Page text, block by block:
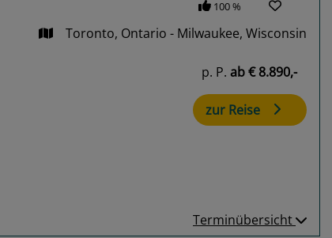
100 %
Toronto, Ontario - Milwaukee, Wisconsin
p. P. ab€ 8.890,-
zur Reise
Terminübersicht